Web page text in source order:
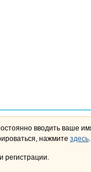
вводить ваше
кабинете. Чтобы зарегистрироваться, нажмите здесь.
регистрации.